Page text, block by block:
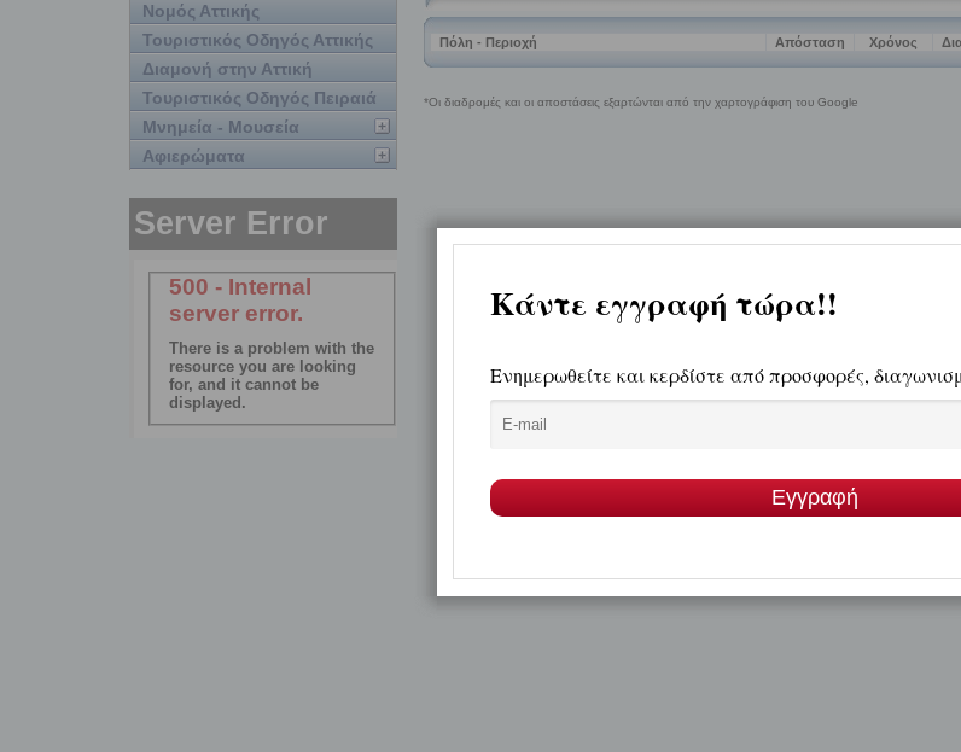
Νομός Αττικής
Τουριστικός Οδηγός Αττικής
Διαμονή στην Αττική
Τουριστικός Οδηγός Πειραιά
Μνημεία - Μουσεία
Αφιερώματα